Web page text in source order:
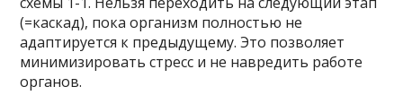
(=каскад), пока организм полностью не
адаптируется к предыдущему. Это позволяет
минимизировать стресс и не навредить работе
органов.